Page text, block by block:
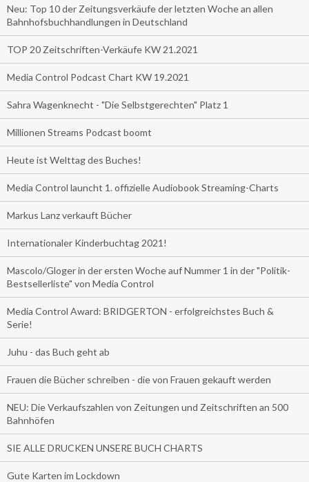
Neu: Top 10 der Zeitungsverkäufe der letzten Woche an allen
Bahnhofsbuchhandlungen in Deutschland
TOP 20 Zeitschriften-Verkäufe KW 21.2021
Media Control Podcast Chart KW 19.2021
Sahra Wagenknecht - "Die Selbstgerechten" Platz 1
Millionen Streams Podcast boomt
Heute ist Welttag des Buches!
Media Control launcht 1. offizielle Audiobook Streaming-Charts
Markus Lanz verkauft Bücher
Internationaler Kinderbuchtag 2021!
Mascolo/Gloger in der ersten Woche auf Nummer 1 in der "Politik-
Bestsellerliste" von Media Control
Media Control Award: BRIDGERTON - erfolgreichstes Buch &
Serie!
Juhu - das Buch geht ab
Frauen die Bücher schreiben - die von Frauen gekauft werden
NEU: Die Verkaufszahlen von Zeitungen und Zeitschriften an 500
Bahnhöfen
SIE ALLE DRUCKEN UNSERE BUCH CHARTS
Gute Karten im Lockdown